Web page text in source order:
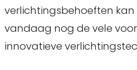
verlichtingsbehoeften kan
vandaag nog de vele
innovatieve